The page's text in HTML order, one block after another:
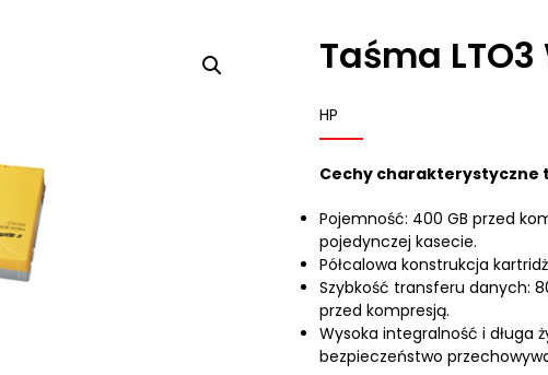
Taśma LTO3
HP
Cechy charakterystyczne
Pojemność: 400 GB przed
pojedynczej kasecie.
Półcalowa konstrukcja
Szybkość transferu danych:
przed kompresją.
Wysoka integralność i długa
bezpieczeństwo